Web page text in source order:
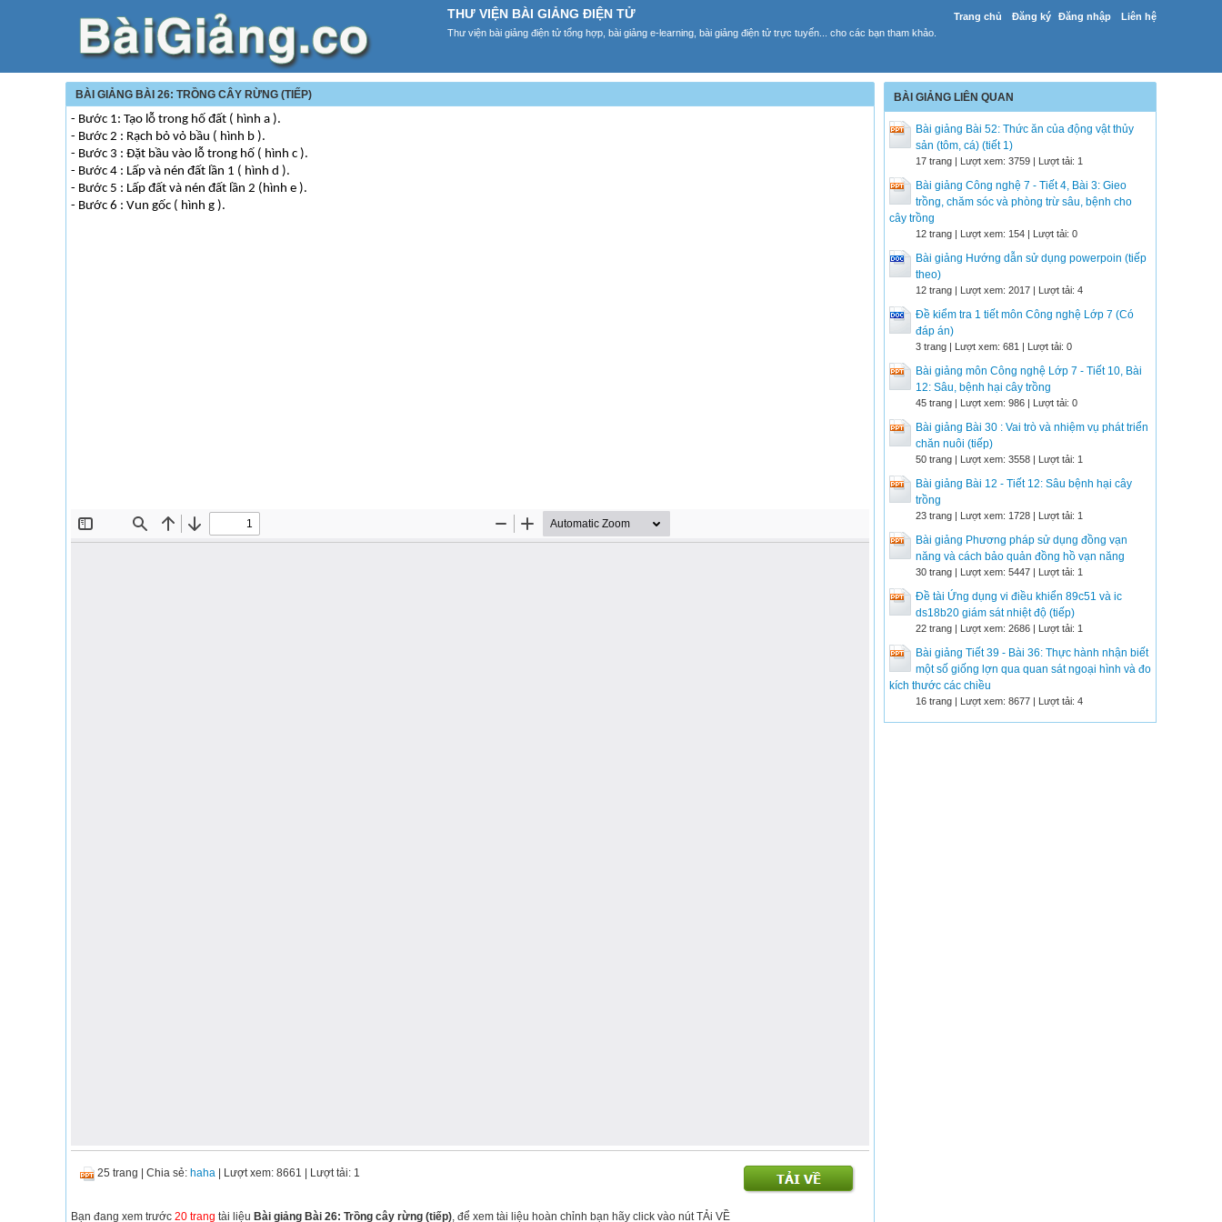
Trang chủ Đăng ký Đăng nhập Liên hệ
THƯ VIỆN BÀI GIẢNG ĐIỆN TỬ
Thư viện bài giảng điện tử tổng hợp, bài giảng e-learning, bài giảng điện tử trực tuyến... cho các bạn tham khảo.
BÀI GIẢNG BÀI 26: TRỒNG CÂY RỪNG (TIẾP)
- Bước 1: Tạo lỗ trong hố đất ( hình a ).
- Bước 2 : Rạch bỏ vỏ bầu ( hình b ).
- Bước 3 : Đặt bầu vào lỗ trong hố ( hình c ).
- Bước 4 : Lấp và nén đất lần 1 ( hình d ).
- Bước 5 : Lấp đất và nén đất lần 2 (hình e ).
- Bước 6 : Vun gốc ( hình g ).
25 trang Chia sẻ: haha | Lượt xem: 8661 | Lượt tải: 1
Bạn đang xem trước 20 trang tài liệu Bài giảng Bài 26: Trồng cây rừng (tiếp), để xem tài liệu hoàn chỉnh bạn hãy click vào nút TẢi VỀ
BÀI GIẢNG LIÊN QUAN
Bài giảng Bài 52: Thức ăn của động vật thủy
sản (tôm, cá) (tiết 1)
17 trang | Lượt xem: 3759 | Lượt tải: 1
Bài giảng Công nghệ 7 - Tiết 4, Bài 3: Gieo
trồng, chăm sóc và phòng trừ sâu, bệnh cho
cây trồng
12 trang | Lượt xem: 154 | Lượt tải: 0
Bài giảng Hướng dẫn sử dụng powerpoin (tiếp
theo)
12 trang | Lượt xem: 2017 | Lượt tải: 4
Đề kiểm tra 1 tiết môn Công nghệ Lớp 7 (Có
đáp án)
3 trang | Lượt xem: 681 | Lượt tải: 0
Bài giảng môn Công nghệ Lớp 7 - Tiết 10, Bài
12: Sâu, bệnh hại cây trồng
45 trang | Lượt xem: 986 | Lượt tải: 0
Bài giảng Bài 30 : Vai trò và nhiệm vụ phát triển
chăn nuôi (tiếp)
50 trang | Lượt xem: 3558 | Lượt tải: 1
Bài giảng Bài 12 - Tiết 12: Sâu bệnh hại cây
trồng
23 trang | Lượt xem: 1728 | Lượt tải: 1
Bài giảng Phương pháp sử dụng đồng vạn
năng và cách bảo quản đồng hồ vạn năng
30 trang | Lượt xem: 5447 | Lượt tải: 1
Đề tài Ứng dụng vi điều khiển 89c51 và ic
ds18b20 giám sát nhiệt độ (tiếp)
22 trang | Lượt xem: 2686 | Lượt tải: 1
Bài giảng Tiết 39 - Bài 36: Thực hành nhận biết
một số giống lợn qua quan sát ngoại hình và đo
kích thước các chiều
16 trang | Lượt xem: 8677 | Lượt tải: 4